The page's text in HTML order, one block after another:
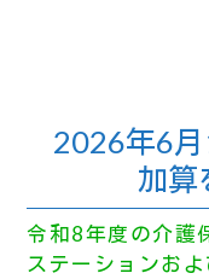
2026年6
加算
令和8年度の介護
ステーションお